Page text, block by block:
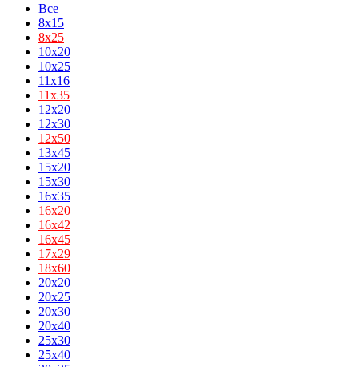
Все
8x15
8х25
10x20
10x25
11x16
11х35
12x20
12x30
12х50
13x45
15x20
15x30
16x35
16х20
16х42
16х45
17х29
18х60
20x20
20x25
20x30
20x40
25x30
25x40